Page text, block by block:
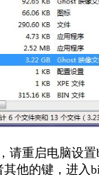
请重启电脑设
他的键，进入